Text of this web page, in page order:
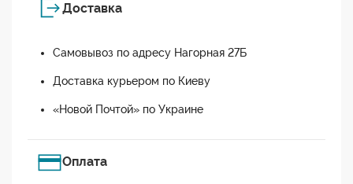
Доставка
Самовывоз по адресу Нагорная 27Б
Доставка курьером по Киеву
«Новой Почтой» по Украине
Оплата